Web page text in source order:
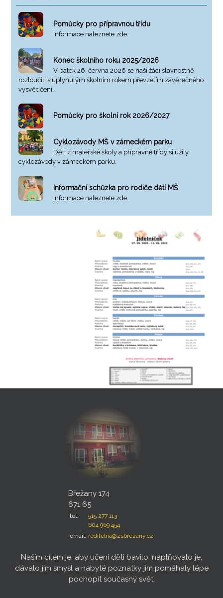
Pomůcky pro přípravnou třídu
Informace naleznete zde.
Konec školního roku 2025/2026
V pátek 26. června 2026 se naši žáci slavnostně
rozloučili s uplynulým školním rokem převzetím závěrečného
vysvědčení.
Pomůcky pro školní rok 2026/2027
Cyklozávody MŠ v zámeckém parku
Děti z mateřské školy a přípravné třídy si užily
cyklozávody v zámeckém parku.
Informační schůzka pro rodiče dětí MŠ
Informace naleznete zde.
Břežany 174
671 65
tel.:
515 277 113
604 969 454
email: reditelna@zsbrezany.cz
Naším cílem je, aby učení děti bavilo, naplňovalo je,
dávalo jim smysl a nabyté poznatky jim pomáhaly lépe
pochopit současný svět.